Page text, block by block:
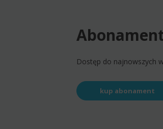
Dostęp do najnowszych
kup abonament